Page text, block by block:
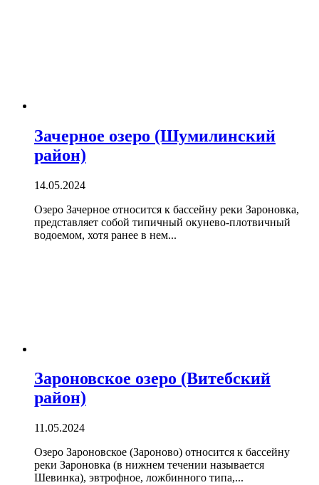
Зачерное озеро (Шумилинский
район)
14.05.2024
Озеро Зачерное относится к бассейну реки Зароновка,
представляет собой типичный окунево-плотвичный
водоемом, хотя ранее в нем...
Зароновское озеро (Витебский
район)
11.05.2024
Озеро Зароновское (Зароново) относится к бассейну
реки Зароновка (в нижнем течении называется
Шевинка), эвтрофное, ложбинного типа,...